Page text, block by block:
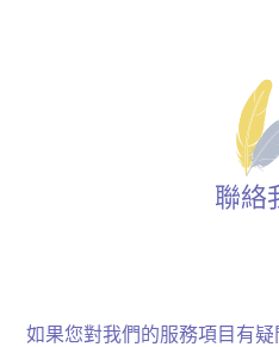
聯絡
如果您對我們的服務項目有